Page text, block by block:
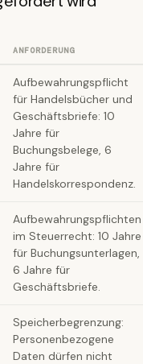
ANFORDERUNG
Aufbewahrungspflicht
für Handelsbücher und
Geschäftsbriefe: 10
Jahre für
Buchungsbelege, 6
Jahre für
Handelskorrespondenz.
Aufbewahrungspflichten
im Steuerrecht: 10 Jahre
für Buchungsunterlagen,
6 Jahre für
Geschäftsbriefe.
Speicherbegrenzung:
Personenbezogene
Daten dürfen nicht